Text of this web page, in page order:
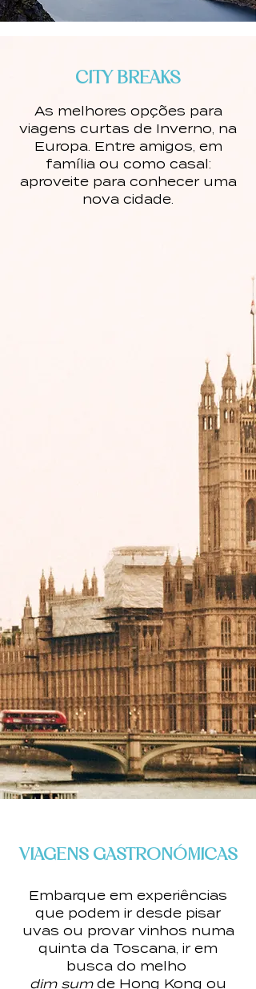
CITY BREAKS
As melhores opções para
viagens curtas de Inverno, na
Europa. Entre amigos, em
família ou como casal:
aproveite para conhecer uma
nova cidade.
VIAGENS GASTRONÓMICAS
Embarque em experiências
que podem ir desde pisar
uvas ou provar vinhos numa
quinta da Toscana, ir em
busca do melho
dim sumde Hong Kong ou